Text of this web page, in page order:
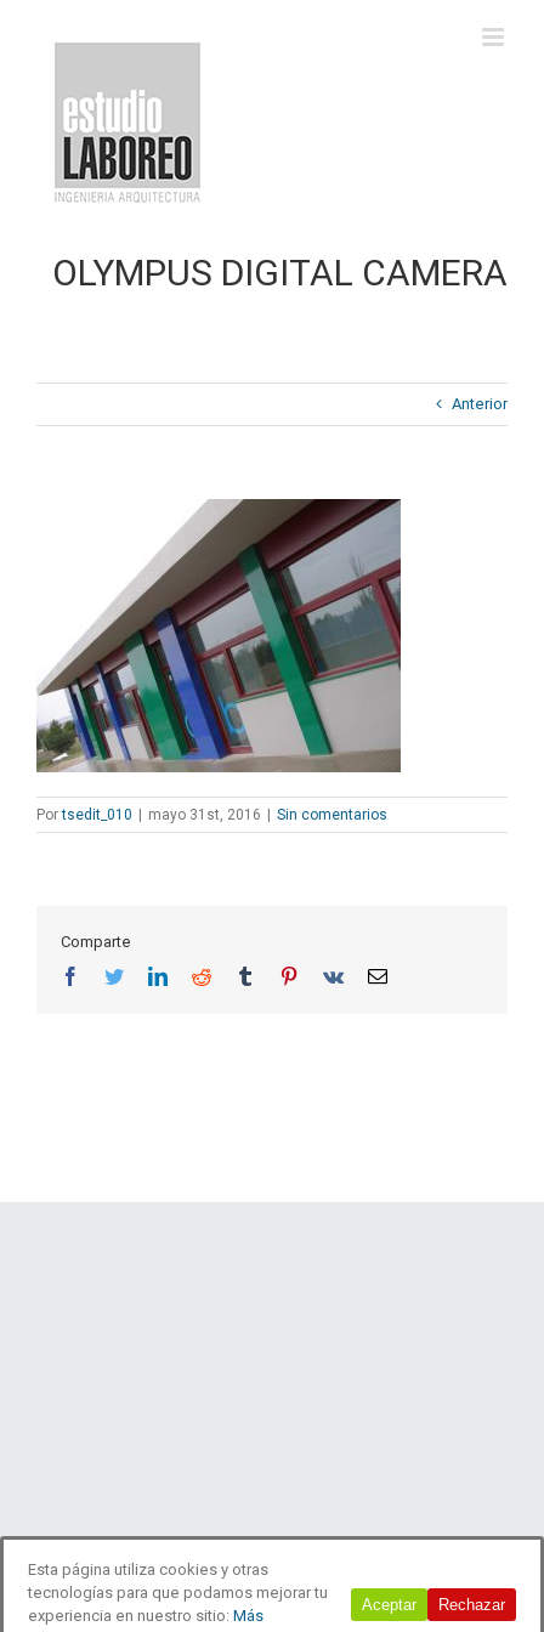
OLYMPUS DIGITAL CAMERA
Anterior
Portsedit_010 mayo 31st, 2016 Sin comentarios
Comparte
Facebook
TwitterLinkedInReddit Tumblr Pinterest
Vk
Correo
© 2018 Estudio Laboreo
Esta página utiliza cookies y otras
tecnologías para que podamos mejorar tu
experiencia en nuestro sitio: Más
Aceptar Rechazar